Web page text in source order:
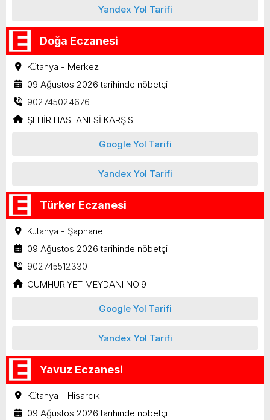
Yandex Yol Tarifi
Doğa Eczanesi
Kütahya - Merkez
09 Ağustos 2026 tarihinde nöbetçi
902745024676
ŞEHİR HASTANESİ KARŞISI
Google Yol Tarifi
Yandex Yol Tarifi
Türker Eczanesi
Kütahya - Şaphane
09 Ağustos 2026 tarihinde nöbetçi
902745512330
CUMHURIYET MEYDANI NO:9
Google Yol Tarifi
Yandex Yol Tarifi
Yavuz Eczanesi
Kütahya - Hisarcık
09 Ağustos 2026 tarihinde nöbetçi